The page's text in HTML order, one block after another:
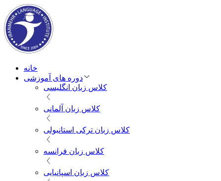
خانه
دوره های آموزشی
کلاس زبان انگلیسی
کلاس زبان آلمانی
کلاس زبان ترکی استانبولی
کلاس زبان فرانسه
کلاس زبان اسپانیایی